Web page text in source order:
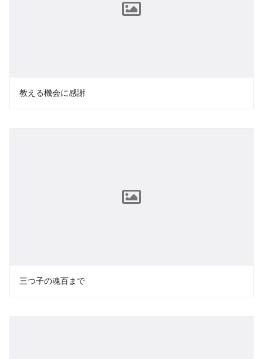
教える機会に感謝
三つ子の魂百まで